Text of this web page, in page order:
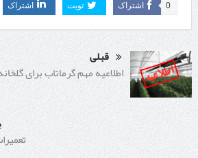
اشتراک 0 تویت اشتراک
قبلی
اطلاعیه مهم گرماتاب برای